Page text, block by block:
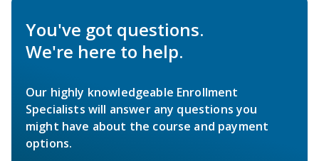
You've got questions.
We're here to help.
Our highly knowledgeable Enrollment
Specialists will answer any questions you
might have about the course and payment
options.